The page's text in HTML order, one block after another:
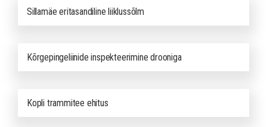
Sillamäe eritasandiline liiklussõlm
Kõrgepingeliinide inspekteerimine drooniga
Kopli trammitee ehitus